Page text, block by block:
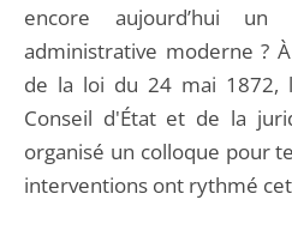
encore aujourd’hui
administrative moderne ?
de la loi du 24 mai 1872,
Conseil d'État et de la
organisé un colloque pour
interventions ont rythmé